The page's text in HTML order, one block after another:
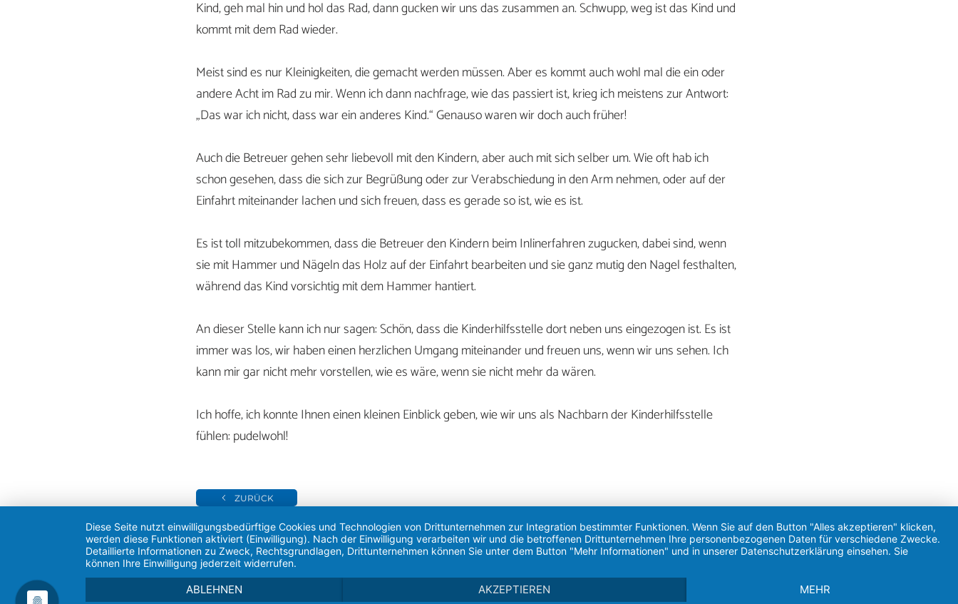
Kind, geh mal hin und hol das Rad, dann gucken wir uns das zusammen an. Schwupp, weg ist das Kind und
kommt mit dem Rad wieder.
Meist sind es nur Kleinigkeiten, die gemacht werden müssen. Aber es kommt auch wohl mal die ein oder
andere Acht im Rad zu mir. Wenn ich dann nachfrage, wie das passiert ist, krieg ich meistens zur Antwort:
„Das war ich nicht, dass war ein anderes Kind.“ Genauso waren wir doch auch früher!
Auch die Betreuer gehen sehr liebevoll mit den Kindern, aber auch mit sich selber um. Wie oft hab ich
schon gesehen, dass die sich zur Begrüßung oder zur Verabschiedung in den Arm nehmen, oder auf der
Einfahrt miteinander lachen und sich freuen, dass es gerade so ist, wie es ist.
Es ist toll mitzubekommen, dass die Betreuer den Kindern beim Inlinerfahren zugucken, dabei sind, wenn
sie mit Hammer und Nägeln das Holz auf der Einfahrt bearbeiten und sie ganz mutig den Nagel festhalten,
während das Kind vorsichtig mit dem Hammer hantiert.
An dieser Stelle kann ich nur sagen: Schön, dass die Kinderhilfsstelle dort neben uns eingezogen ist. Es ist
immer was los, wir haben einen herzlichen Umgang miteinander und freuen uns, wenn wir uns sehen. Ich
kann mir gar nicht mehr vorstellen, wie es wäre, wenn sie nicht mehr da wären.
Ich hoffe, ich konnte Ihnen einen kleinen Einblick geben, wie wir uns als Nachbarn der Kinderhilfsstelle
fühlen: pudelwohl!
ZURÜCK
Diese Seite nutzt einwilligungsbedürftige Cookies und Technologien von Drittunternehmen zur Integration bestimmter Funktionen. Wenn Sie auf den Button "Alles akzeptieren" klicken,
werden diese Funktionen aktiviert (Einwilligung). Nach der Einwilligung verarbeiten wir und die betroffenen Drittunternehmen Ihre personenbezogenen Daten für verschiedene Zwecke.
Detaillierte Informationen zu Zweck, Rechtsgrundlagen, Drittunternehmen können Sie unter dem Button "Mehr Informationen" und in unserer Datenschutzerklärung einsehen. Sie
können Ihre Einwilligung jederzeit widerrufen.
ABLEHNEN AKZEPTIEREN MEHR